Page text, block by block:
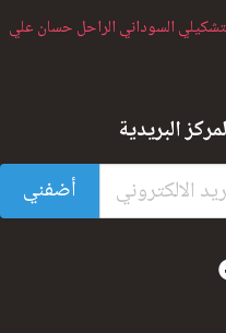
السوداني الراحل حسان علي
البريدية
أضفني